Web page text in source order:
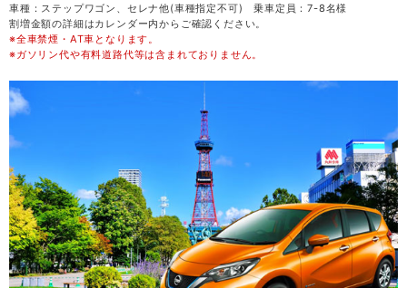
金 21
月 24
火 25
水 26
車種：ステップワゴン、セレナ他(車種指定不可) 乗車定員：7-8名様
割増金額の詳細はカレンダー内からご確認ください。
※全車禁煙・AT車となります。
※ガソリン代や有料道路代等は含まれておりません。